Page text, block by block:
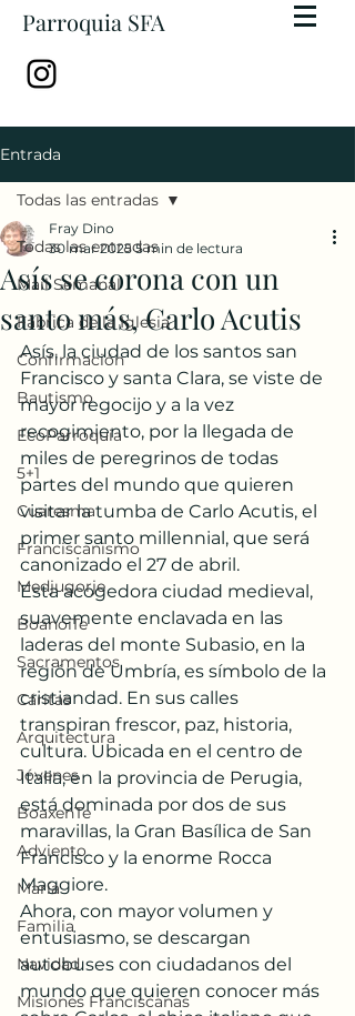
Parroquia SFA
Entrada
Todas las entradas
Mail Semanal
Fábrica de la Iglesia
Confirmación
Bautismo
EcoParroquia
5+1
Cuaresma
Franciscanismo
Medjugorje
BoanoiTe
Sacramentos
Cáritas
Arquitectura
Jóvenes
BoaxenTe
Adviento
María
Familia
Navidad
Misiones Franciscanas
Todas las entradas
Asís se corona con un
santo más, Carlo Acutis
Fray Dino
30 mar 2025 5 min de lectura
Asís, la ciudad de los santos san
Francisco y santa Clara, se viste de
mayor regocijo y a la vez
recogimiento, por la llegada de
miles de peregrinos de todas
partes del mundo que quieren
visitar la tumba de Carlo Acutis, el
primer santo millennial, que será
canonizado el 27 de abril.
Esta acogedora ciudad medieval,
suavemente enclavada en las
laderas del monte Subasio, en la
región de Umbría, es símbolo de la
cristiandad. En sus calles
transpiran frescor, paz, historia,
cultura. Ubicada en el centro de
Italia, en la provincia de Perugia,
está dominada por dos de sus
maravillas, la Gran Basílica de San
Francisco y la enorme Rocca
Maggiore.
Ahora, con mayor volumen y
entusiasmo, se descargan
autobuses con ciudadanos del
mundo que quieren conocer más